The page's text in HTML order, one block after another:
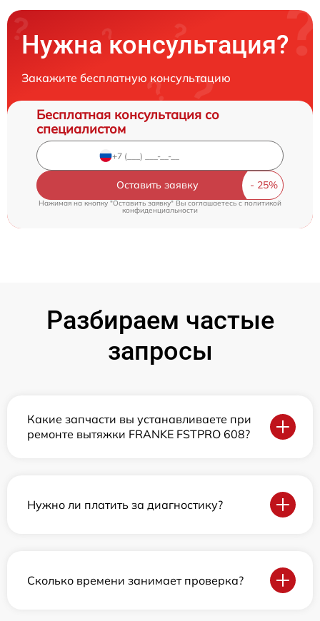
Нужна консультация?
Закажите бесплатную консультацию
Бесплатная консультация со
специалистом
Оставить заявку
Нажимая на кнопку "Оставить заявку" Вы соглашаетесь c политикой
конфиденциальности
Разбираем частые
запросы
Какие запчасти вы устанавливаете при
ремонте вытяжки FRANKE FSTPRO 608?
Нужно ли платить за диагностику?
Сколько времени занимает проверка?